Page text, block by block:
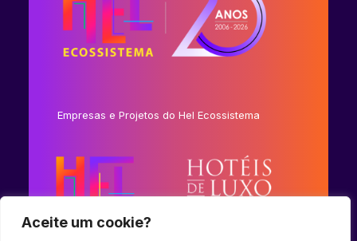
Aceite um cookie?
Empresas e Projetos do Hel Ecossistema